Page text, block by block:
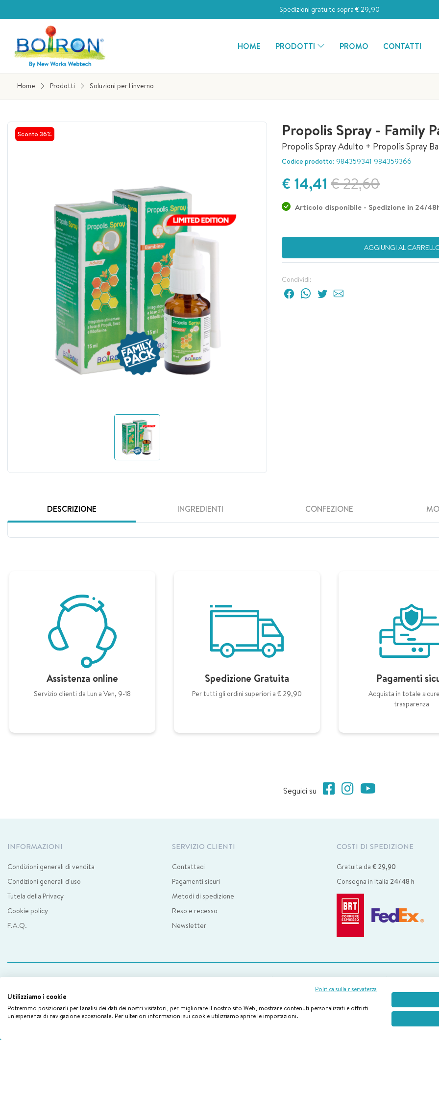
Spedizioni gratuite sopra € 29,90
HOME PRODOTTI PROMO CONTATTI
Home Prodotti Soluzioni per l'inverno
Sconto 36% Propolis Spray - Family
Propolis Spray Adulto + Propolis Spray
Codice prodotto: 984359341-984359366
€ 14,41 € 22,60
Articolo disponibile - Spedizione in 24/
AGGIUNGI AL
Condividi:
DESCRIZIONE INGREDIENTI CONFEZIONE
Assistenza online
Servizio clienti da Lun a Ven, 9-18
Spedizione Gratuita
Per tutti gli ordini superiori a € 29,90
Pagamenti
Acquista in totale
trasparenza
Seguici su
INFORMAZIONI
Condizioni generali di vendita
Condizioni generali d'uso
Tutela della Privacy
Cookie policy
F.A.Q.
SERVIZIO CLIENTI
Contattaci
Pagamenti sicuri
Metodi di spedizione
Reso e recesso
Newsletter
COSTI DI SPEDIZIONE
Gratuita da € 29,90
Consegna in Italia 24/48 h
Il nostro servizio clienti è disponibile via mail da lunedì a venerdìdalle 09.00
Boiron © 2026 By E-Tailor – New Works Webtech Srl P. IVA 02658930132
Politica sulla riservatezza
Utilizziamo i cookie
Potremmo posizionarli per l'analisi dei dati dei nostri visitatori, per migliorare il nostro sito Web, mostrare contenuti personalizzati e offrirti
un'esperienza di navigazione eccezionale. Per ulteriori informazioni sui cookie utilizziamo aprire le impostazioni.